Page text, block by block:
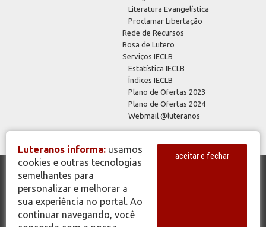
Literatura Evangelística
Proclamar Libertação
Rede de Recursos
Rosa de Lutero
Serviços IECLB
Estatística IECLB
Índices IECLB
Plano de Ofertas 2023
Plano de Ofertas 2024
Webmail @luteranos
© Copyright 2026 - Todos os Direitos Reservados - IECLB - Igreja
Evangélica de Confissão Luterana no Brasil - Portal Luteranos -
www.luteranos.com.br
Luteranos informa: usamos
cookies e outras tecnologias
semelhantes para
personalizar e melhorar a
sua experiência no portal. Ao
continuar navegando, você
aceitar e fechar